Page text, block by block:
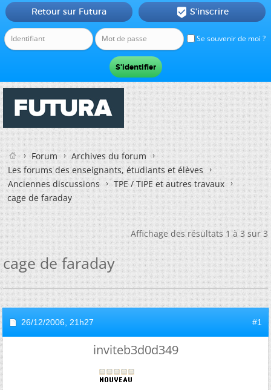
Se souvenir de moi ?
Retour sur Futura  S'inscrire
Forum
Archives du forum
Les forums des enseignants, étudiants et élèves
Anciennes discussions
TPE / TIPE et autres travaux
cage de faraday
Affichage des résultats 1 à 3 sur 3
cage de faraday
26/12/2006, 21h27 #1
inviteb3d0d349